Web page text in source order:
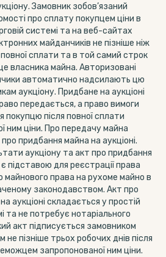
Замовник зобов’язаний
про сплату покупцем ціни в
системі та на веб-сайтах
майданчиків не пізніше ніж
повної сплати та в той самий строк
власника майна. Авторизовані
автоматично надсилають цю
аукціону. Придбане на аукціоні
передається, а право вимоги
покупцю після повної сплати
ним ціни. Про передачу майна
придбання майна на аукціоні.
аукціону та акт про придбання
підставою для реєстрації права
майнового права на рухоме майно в
законодавством. Акт про
аукціоні складається у простій
та не потребує нотаріального
акт підписується замовником
не пізніше трьох робочих днів після
запропонованої ним ціни.